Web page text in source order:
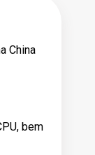
China
bem